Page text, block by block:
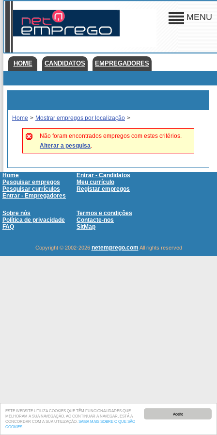
Aceito
ESTE WEBSITE UTILIZA COOKIES QUE TÊM FUNCIONALIDADES QUE
MELHORAM A SUA NAVEGAÇÃO. AO CONTINUAR A NAVEGAR, ESTÁ A
CONCORDAR COM A SUA UTILIZAÇÃO. SAIBA MAIS SOBRE O QUE SÃO
COOKIES
MENU
HOME CANDIDATOS EMPREGADORES
Home > Mostrar empregos por localização >
Não foram encontrados empregos com estes critérios.
Alterar a pesquisa.
Home
Entrar - Candidatos
Pesquisar empregos
Meu currículo
Pesquisar currículos
Registar empregos
Entrar - Empregadores
Sobre nós
Termos e condições
Política de privacidade
Contacte-nos
FAQ
SitMap
Copyright © 2002-2026 netemprego.com All rights reserved